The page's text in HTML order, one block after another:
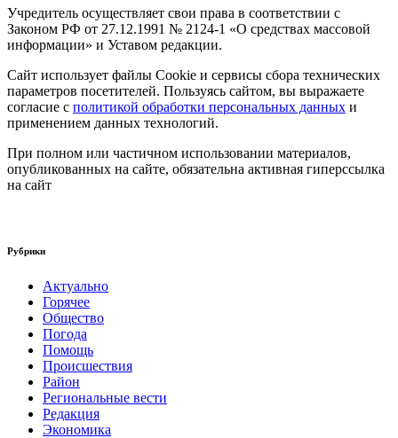
Учредитель осуществляет свои права в соответствии с
Законом РФ от 27.12.1991 № 2124-1 «О средствах массовой
информации» и Уставом редакции.
Сайт использует файлы Cookie и сервисы сбора технических
параметров посетителей. Пользуясь сайтом, вы выражаете
согласие с политикой обработки персональных данных и
применением данных технологий.
При полном или частичном использовании материалов,
опубликованных на сайте, обязательна активная гиперссылка
на сайт
Рубрики
Актуально
Горячее
Общество
Погода
Помощь
Происшествия
Район
Региональные вести
Редакция
Экономика